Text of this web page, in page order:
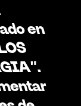
en